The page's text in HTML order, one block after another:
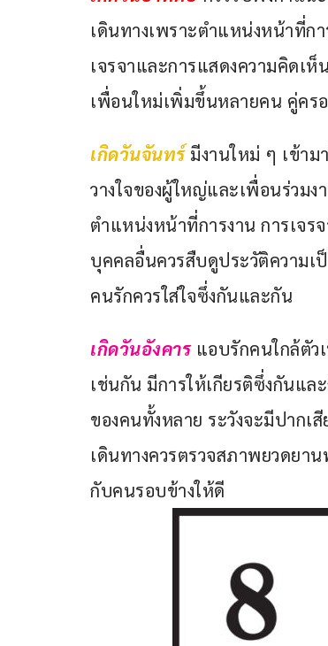
เดินทางเพราะตำแหน่งหน้าที่
เจรจาและการแสดงความคิดเ
เพื่อนใหม่เพิ่มขึ้นหลายคน คู่คร
เกิดวันจันทร์ มีงานใหม่ ๆ เข้าม
วางใจของผู้ใหญ่และเพื่อนร่วม
ตำแหน่งหน้าที่การงาน การเจ
บุคคลอื่นควรสืบดูประวัติความเ
คนรักควรใส่ใจซึ่งกันและกัน
เกิดวันอังคาร แอบรักคนใกล้ตัว
เช่นกัน มีการให้เกียรติซึ่งกันแ
ของคนทั้งหลาย ระวังจะมีปากเ
เดินทางควรตรวจสภาพยวดยา
กับคนรอบข้างให้ดี